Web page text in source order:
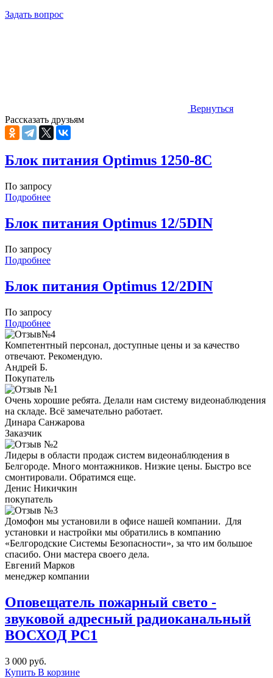
Задать вопрос
Вернуться
Рассказать друзьям
Блок питания Optimus 1250-8C
По запросу
Подробнее
Блок питания Optimus 12/5DIN
По запросу
Подробнее
Блок питания Optimus 12/2DIN
По запросу
Подробнее
Компетентный персонал, доступные цены и за качество
отвечают. Рекомендую.
Андрей Б.
Покупатель
Очень хорошие ребята. Делали нам систему видеонаблюдения
на складе. Всё замечательно работает.
Динара Санжарова
Заказчик
Лидеры в области продаж систем видеонаблюдения в
Белгороде. Много монтажников. Низкие цены. Быстро все
смонтировали. Обратимся еще.
Денис Никичкин
покупатель
Домофон мы установили в офисе нашей компании. Для
установки и настройки мы обратились в компанию
«Белгородские Системы Безопасности», за что им большое
спасибо. Они мастера своего дела.
Евгений Марков
менеджер компании
Оповещатель пожарный свето -
звуковой адресный радиоканальный
ВОСХОД РС1
3 000 руб.
Купить В корзине